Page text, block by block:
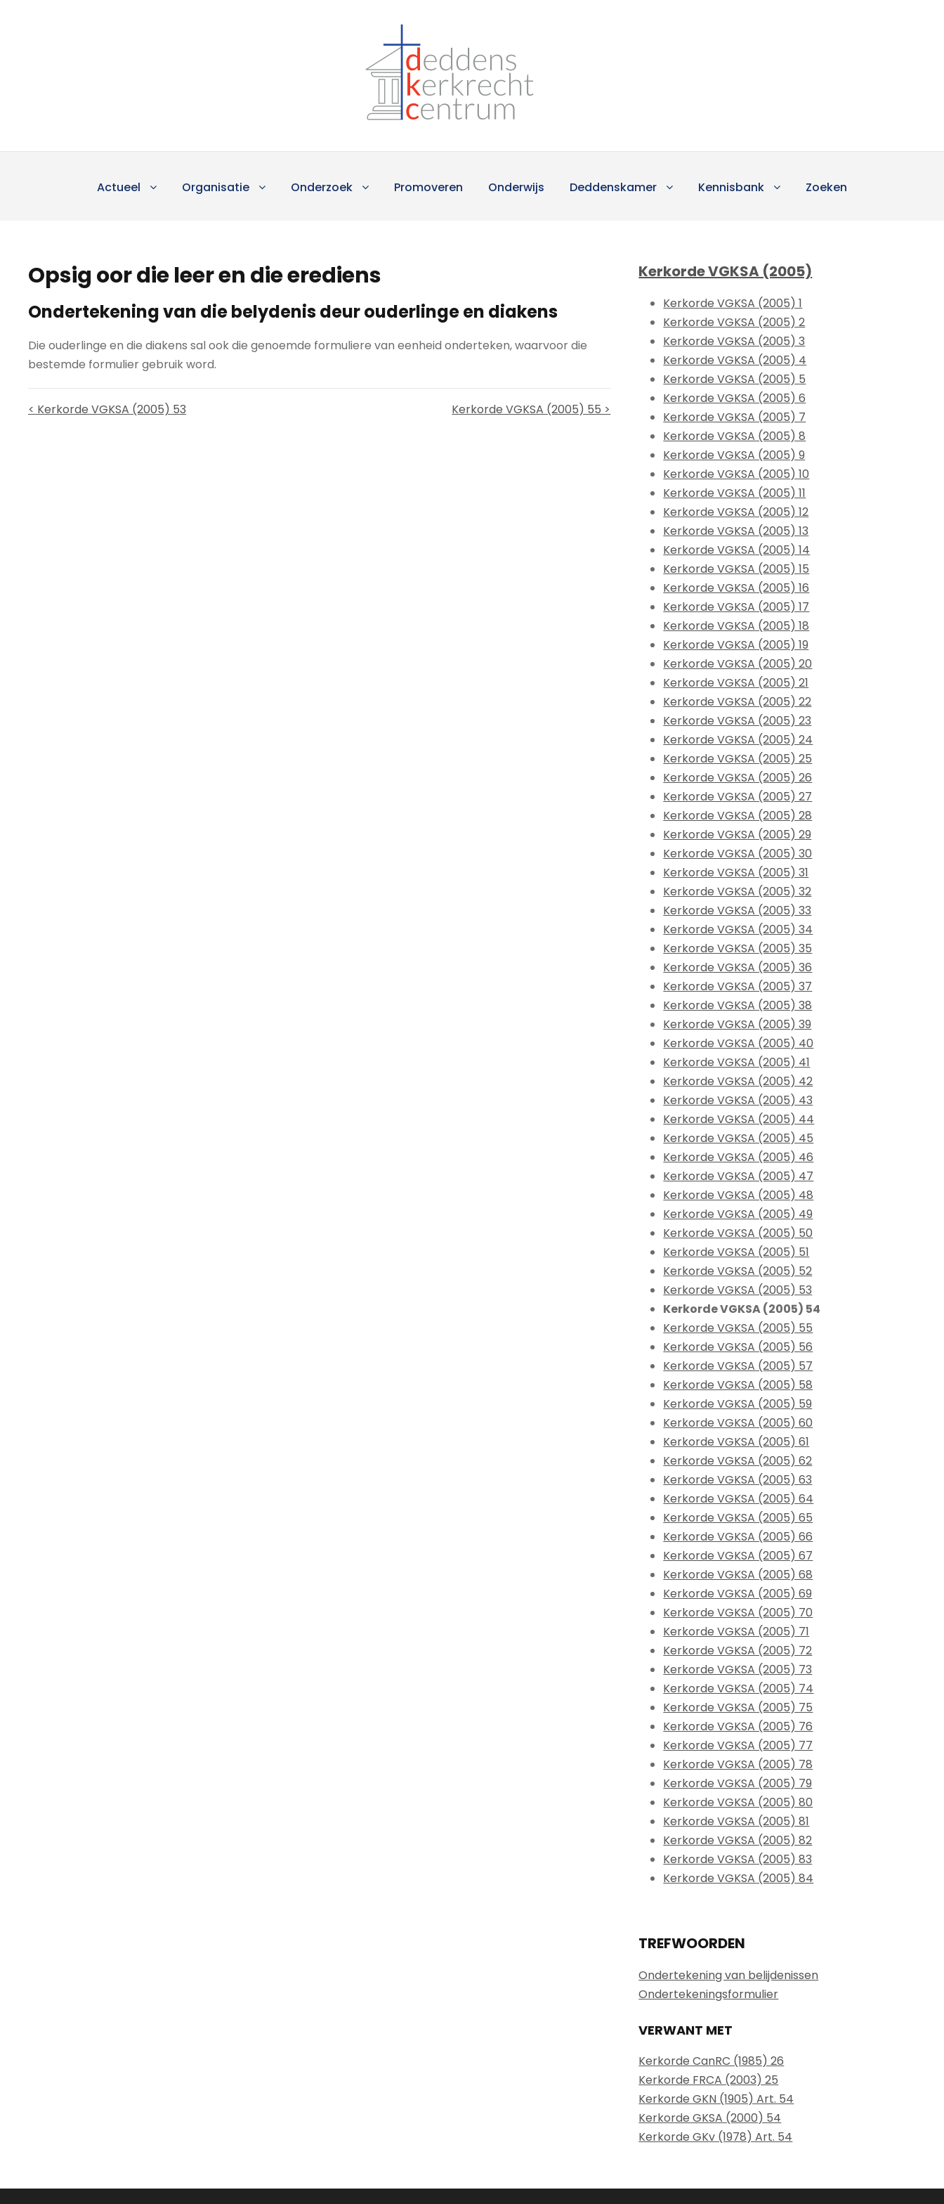
Actueel Organisatie Onderzoek Promoveren Onderwijs Deddenskamer Kennisbank Zoeken
Opsig oor die leer en die erediens
Ondertekening van die belydenis deur ouderlinge en diakens
Die ouderlinge en die diakens sal ook die genoemde formuliere van eenheid onderteken, waarvoor die
bestemde formulier gebruik word.
< Kerkorde VGKSA (2005) 53 Kerkorde VGKSA (2005) 55 >
Kerkorde VGKSA (2005)
Kerkorde VGKSA (2005) 1
Kerkorde VGKSA (2005) 2
Kerkorde VGKSA (2005) 3
Kerkorde VGKSA (2005) 4
Kerkorde VGKSA (2005) 5
Kerkorde VGKSA (2005) 6
Kerkorde VGKSA (2005) 7
Kerkorde VGKSA (2005) 8
Kerkorde VGKSA (2005) 9
Kerkorde VGKSA (2005) 10
Kerkorde VGKSA (2005) 11
Kerkorde VGKSA (2005) 12
Kerkorde VGKSA (2005) 13
Kerkorde VGKSA (2005) 14
Kerkorde VGKSA (2005) 15
Kerkorde VGKSA (2005) 16
Kerkorde VGKSA (2005) 17
Kerkorde VGKSA (2005) 18
Kerkorde VGKSA (2005) 19
Kerkorde VGKSA (2005) 20
Kerkorde VGKSA (2005) 21
Kerkorde VGKSA (2005) 22
Kerkorde VGKSA (2005) 23
Kerkorde VGKSA (2005) 24
Kerkorde VGKSA (2005) 25
Kerkorde VGKSA (2005) 26
Kerkorde VGKSA (2005) 27
Kerkorde VGKSA (2005) 28
Kerkorde VGKSA (2005) 29
Kerkorde VGKSA (2005) 30
Kerkorde VGKSA (2005) 31
Kerkorde VGKSA (2005) 32
Kerkorde VGKSA (2005) 33
Kerkorde VGKSA (2005) 34
Kerkorde VGKSA (2005) 35
Kerkorde VGKSA (2005) 36
Kerkorde VGKSA (2005) 37
Kerkorde VGKSA (2005) 38
Kerkorde VGKSA (2005) 39
Kerkorde VGKSA (2005) 40
Kerkorde VGKSA (2005) 41
Kerkorde VGKSA (2005) 42
Kerkorde VGKSA (2005) 43
Kerkorde VGKSA (2005) 44
Kerkorde VGKSA (2005) 45
Kerkorde VGKSA (2005) 46
Kerkorde VGKSA (2005) 47
Kerkorde VGKSA (2005) 48
Kerkorde VGKSA (2005) 49
Kerkorde VGKSA (2005) 50
Kerkorde VGKSA (2005) 51
Kerkorde VGKSA (2005) 52
Kerkorde VGKSA (2005) 53
Kerkorde VGKSA (2005) 54
Kerkorde VGKSA (2005) 55
Kerkorde VGKSA (2005) 56
Kerkorde VGKSA (2005) 57
Kerkorde VGKSA (2005) 58
Kerkorde VGKSA (2005) 59
Kerkorde VGKSA (2005) 60
Kerkorde VGKSA (2005) 61
Kerkorde VGKSA (2005) 62
Kerkorde VGKSA (2005) 63
Kerkorde VGKSA (2005) 64
Kerkorde VGKSA (2005) 65
Kerkorde VGKSA (2005) 66
Kerkorde VGKSA (2005) 67
Kerkorde VGKSA (2005) 68
Kerkorde VGKSA (2005) 69
Kerkorde VGKSA (2005) 70
Kerkorde VGKSA (2005) 71
Kerkorde VGKSA (2005) 72
Kerkorde VGKSA (2005) 73
Kerkorde VGKSA (2005) 74
Kerkorde VGKSA (2005) 75
Kerkorde VGKSA (2005) 76
Kerkorde VGKSA (2005) 77
Kerkorde VGKSA (2005) 78
Kerkorde VGKSA (2005) 79
Kerkorde VGKSA (2005) 80
Kerkorde VGKSA (2005) 81
Kerkorde VGKSA (2005) 82
Kerkorde VGKSA (2005) 83
Kerkorde VGKSA (2005) 84
TREFWOORDEN
Ondertekening van belijdenissen
Ondertekeningsformulier
VERWANT MET
Kerkorde CanRC (1985) 26
Kerkorde FRCA (2003) 25
Kerkorde GKN (1905) Art. 54
Kerkorde GKSA (2000) 54
Kerkorde GKv (1978) Art. 54